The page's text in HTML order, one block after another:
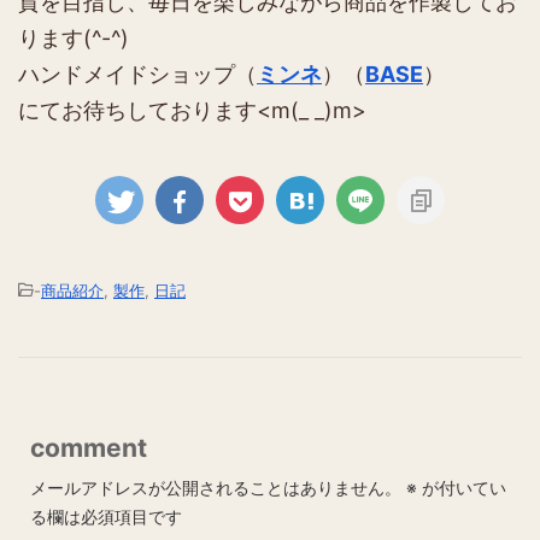
ります(^-^)
ハンドメイドショップ（ ミンネ）（BASE）
にてお待ちしております<m(_ _)m>
-商品紹介 製作 日記
comment
メールアドレスが公開されることはありません。 ※ が付いてい
る欄は必須項目です